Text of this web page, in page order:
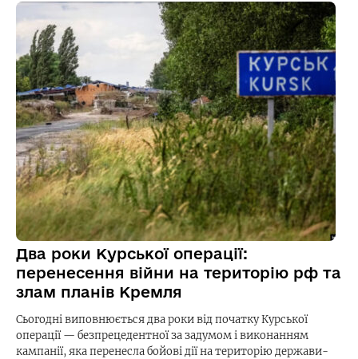
Два роки Курської операції:
перенесення війни на територію рф та
злам планів Кремля
Сьогодні виповнюється два роки від початку Курської
операції — безпрецедентної за задумом і виконанням
кампанії, яка перенесла бойові дії на територію держави-